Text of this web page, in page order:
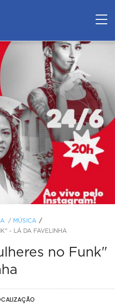
/ MÚSICA
- LÁ DA FAVELINHA
no Funk"